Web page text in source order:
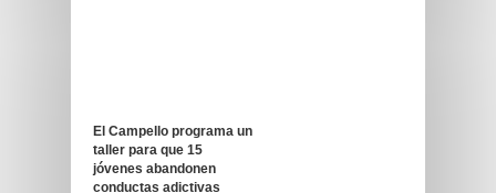
El Campello programa un
taller para que 15
jóvenes abandonen
conductas adictivas